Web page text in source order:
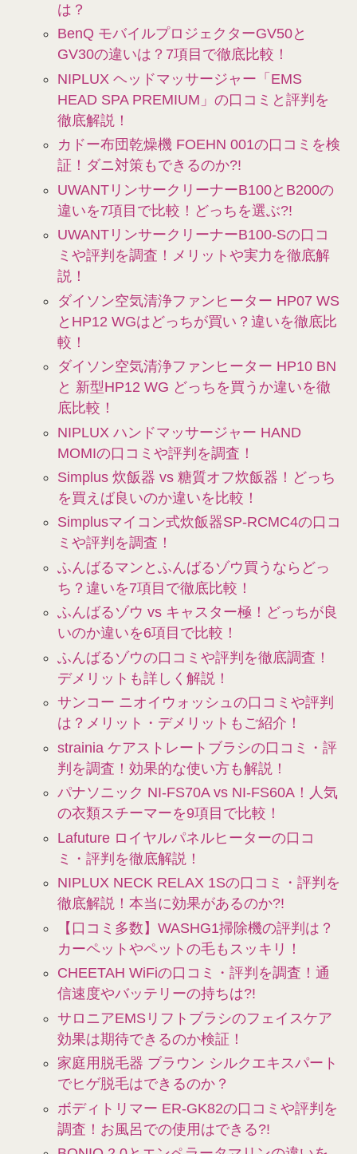
は？
BenQ モバイルプロジェクターGV50と
GV30の違いは？7項目で徹底比較！
NIPLUX ヘッドマッサージャー「EMS
HEAD SPA PREMIUM」の口コミと評判を
徹底解説！
カドー布団乾燥機 FOEHN 001の口コミを検
証！ダニ対策もできるのか?!
UWANTリンサークリーナーB100とB200の
違いを7項目で比較！どっちを選ぶ?!
UWANTリンサークリーナーB100-Sの口コ
ミや評判を調査！メリットや実力を徹底解
説！
ダイソン空気清浄ファンヒーター HP07 WS
とHP12 WGはどっちが買い？違いを徹底比
較！
ダイソン空気清浄ファンヒーター HP10 BN
と 新型HP12 WG どっちを買うか違いを徹
底比較！
NIPLUX ハンドマッサージャー HAND
MOMIの口コミや評判を調査！
Simplus 炊飯器 vs 糖質オフ炊飯器！どっち
を買えば良いのか違いを比較！
Simplusマイコン式炊飯器SP-RCMC4の口コ
ミや評判を調査！
ふんばるマンとふんばるゾウ買うならどっ
ち？違いを7項目で徹底比較！
ふんばるゾウ vs​​ キャスター極！どっちが良
いのか違いを6項目で比較！
ふんばるゾウの口コミや評判を徹底調査！
デメリットも詳しく解説！
サンコー ニオイウォッシュの口コミや評判
は？メリット・デメリットもご紹介！
strainia ケアストレートブラシの口コミ・評
判を調査！効果的な使い方も解説！
パナソニック NI-FS70A vs NI-FS60A！人気
の衣類スチーマーを9項目で比較！
Lafuture ロイヤルパネルヒーターの口コ
ミ・評判を徹底解説！
NIPLUX NECK RELAX 1Sの口コミ・評判を
徹底解説！本当に効果があるのか?!
【口コミ多数】WASHG1掃除機の評判は？
カーペットやペットの毛もスッキリ！
CHEETAH WiFiの口コミ・評判を調査！通
信速度やバッテリーの持ちは?!
サロニアEMSリフトブラシのフェイスケア
効果は期待できるのか検証！
家庭用脱毛器 ブラウン シルクエキスパート
でヒゲ脱毛はできるのか？
ボディトリマー ER-GK82の口コミや評判を
調査！お風呂での使用はできる?!